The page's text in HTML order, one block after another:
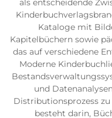
als entscheidende
Kataloge mit
Kapitelbüchern sowie
das auf verschiedene
Moderne
und
Distributionsprozess
besteht darin,